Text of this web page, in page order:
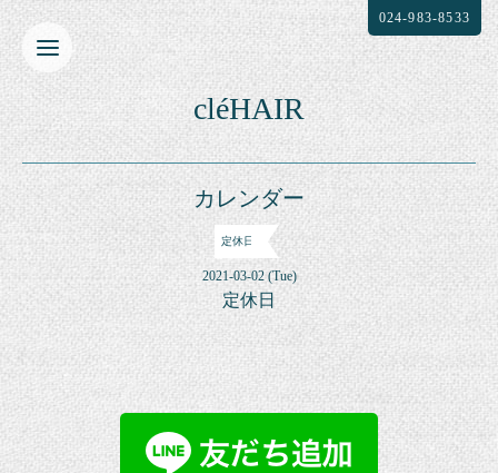
cléHAIR
024-983-8533
カレンダー
定休日
2021-03-02 (Tue)
定休日